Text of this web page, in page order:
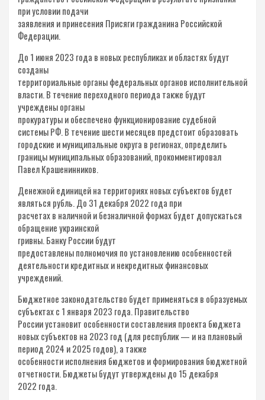
при условии подачи
заявления и принесения Присяги гражданина Российской
Федерации.
До 1 июня 2023 года в новых республиках и областях будут
созданы
территориальные органы федеральных органов исполнительной
власти. В течение переходного периода также будут
учреждены органы
прокуратуры и обеспечено функционирование судебной
системы РФ. В течение шести месяцев предстоит образовать
городские и муниципальные округа в регионах, определить
границы муниципальных образований, прокомментировал
Павел Крашенинников.
Денежной единицей на территориях новых субъектов будет
являться рубль. До 31 декабря 2022 года при
расчетах в наличной и безналичной формах будет допускаться
обращение украинской
гривны. Банку России будут
предоставлены полномочия по установлению особенностей
деятельности кредитных и некредитных финансовых
учреждений.
Бюджетное законодательство будет применяться в образуемых
субъектах с 1 января 2023 года. Правительство
России установит особенности составления проекта бюджета
новых субъектов на 2023 год (для республик — и на плановый
период 2024 и 2025 годов), а также
особенности исполнения бюджетов и формирования бюджетной
отчетности. Бюджеты будут утверждены до 15 декабря
2022 года.